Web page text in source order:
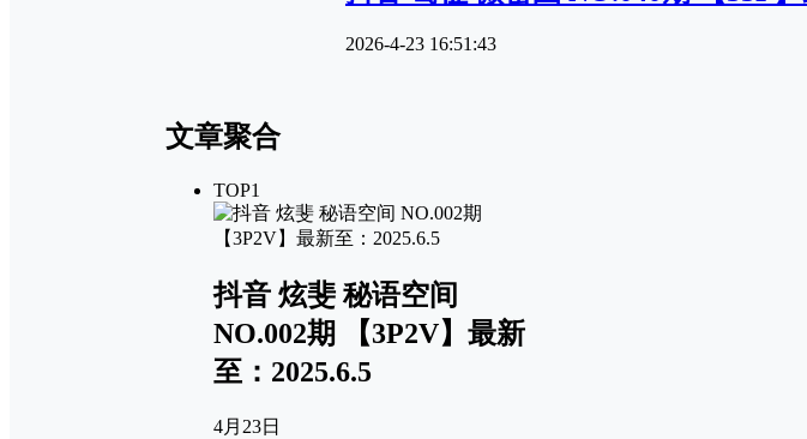
2026-4-23 16:51:43
文章聚合
TOP1
抖音 炫斐 秘语空间
NO.002期 【3P2V】最新
至：2025.6.5
4月23日